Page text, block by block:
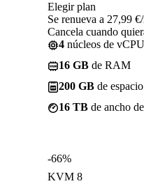
Elegir plan
Se renueva a 27,99
Cancela cuando
4 núcleos de vCPU
16 GB de RAM
200 GB de
16 TB de ancho
-66%
KVM 8